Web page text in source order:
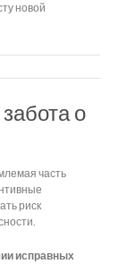
новой
о
часть
риск
исправных